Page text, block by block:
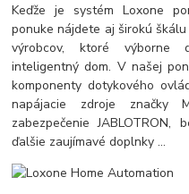
Keďže je systém Loxone
ponuke nájdete aj širokú
výrobcov, ktoré výborne
inteligentný dom. V našej
komponenty dotykového
napájacie zdroje značky
zabezpečenie JABLOTRON,
ďalšie zaujímavé doplnky ...